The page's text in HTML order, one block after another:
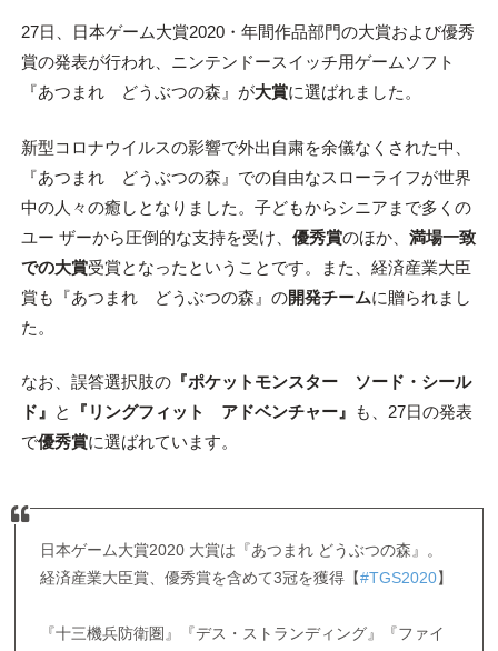
27日、日本ゲーム大賞2020・年間作品部門の大賞および優秀
賞の発表が行われ、ニンテンドースイッチ用ゲームソフト
『あつまれ どうぶつの森』が大賞に選ばれました。
新型コロナウイルスの影響で外出自粛を余儀なくされた中、
『あつまれ どうぶつの森』での自由なスローライフが世界
中の人々の癒しとなりました。子どもからシニアまで多くの
ユー ザーから圧倒的な支持を受け、 優秀賞のほか、 満場一致
での大賞受賞となったということです。また、経済産業大臣
賞も『あつまれ どうぶつの森』の開発チームに贈られまし
た。
なお、誤答選択肢の『ポケットモンスター ソード・シール
ド』 と 『リングフィット アドベンチャー』
も、27日の発表
で優秀賞に選ばれています。
日本ゲーム大賞2020 大賞は『あつまれ どうぶつの森』。
経済産業大臣賞、優秀賞を含めて3冠を獲得【#TGS2020】
『十三機兵防衛圏』『デス・ストランディング』『ファイ